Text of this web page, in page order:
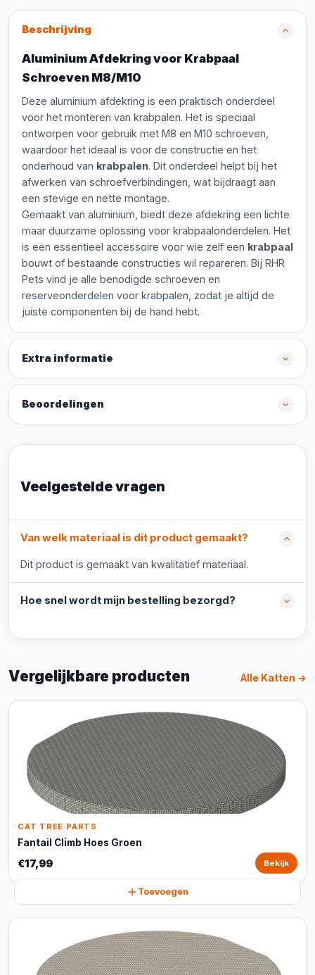
Beschrijving
Aluminium Afdekring voor Krabpaal
Schroeven M8/M10
Deze aluminium afdekring is een praktisch onderdeel
voor het monteren van krabpalen. Het is speciaal
ontworpen voor gebruik met M8 en M10 schroeven,
waardoor het ideaal is voor de constructie en het
onderhoud van krabpalen. Dit onderdeel helpt bij het
afwerken van schroefverbindingen, wat bijdraagt aan
een stevige en nette montage.
Gemaakt van aluminium, biedt deze afdekring een lichte
maar duurzame oplossing voor krabpaalonderdelen. Het
is een essentieel accessoire voor wie zelf een krabpaal
bouwt of bestaande constructies wil repareren. Bij RHR
Pets vind je alle benodigde schroeven en
reserveonderdelen voor krabpalen, zodat je altijd de
juiste componenten bij de hand hebt.
Extra informatie
Beoordelingen
Veelgestelde vragen
Van welk materiaal is dit product gemaakt?
Dit product is gemaakt van kwalitatief materiaal.
Hoe snel wordt mijn bestelling bezorgd?
Vergelijkbare producten Alle Katten →
CAT TREE PARTS
Fantail Climb Hoes Groen
€17,99 Bekijk
Toevoegen